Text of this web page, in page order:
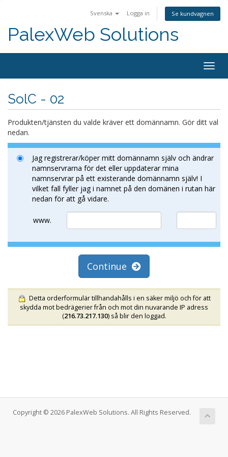
Svenska Logga in Se kundvagnen
PalexWeb Solutions
SolC - 02
Produkten/tjänsten du valde kräver ett domännamn. Gör ditt val
nedan.
Jag registrerar/köper mitt domännamn själv och ändrar
namnservrarna för det eller uppdaterar mina
namnservrar på ett existerande domännamn själv! I
vilket fall fyller jag i namnet på den domänen i rutan här
nedan för att gå vidare.
www.
Continue
Detta orderformulär tillhandahålls i en säker miljö och för att
skydda mot bedrägerier från och mot din nuvarande IP adress
(216.73.217.130) så blir den loggad.
Copyright © 2026 PalexWeb Solutions. All Rights Reserved.